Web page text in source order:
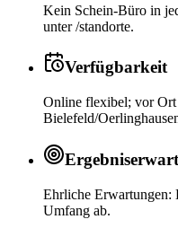
Kein Schein-Büro in
unter /standorte.
Verfügbarkeit
Online flexibel; vor
Bielefeld/
Ehrliche Erwartungen:
Umfang ab.